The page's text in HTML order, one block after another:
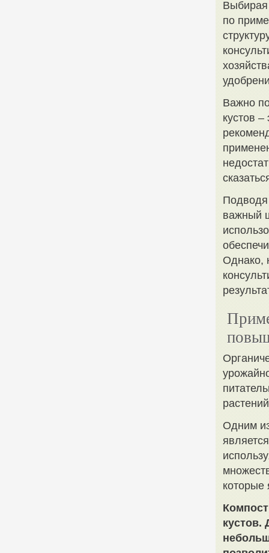
Выбирая
по
Важно
кустов
Подводя
важный
Однако,
Одним
которые
кустов.